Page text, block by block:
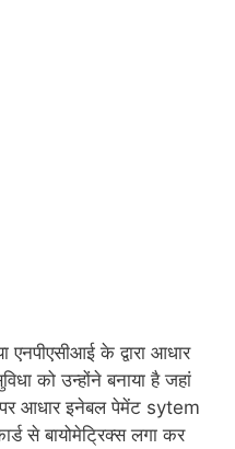
के द्वारा आधार
को उन्होंने बनाया है जहां
आधार इनेबल पेमेंट sytem
से बायोमेट्रिक्स लगा कर